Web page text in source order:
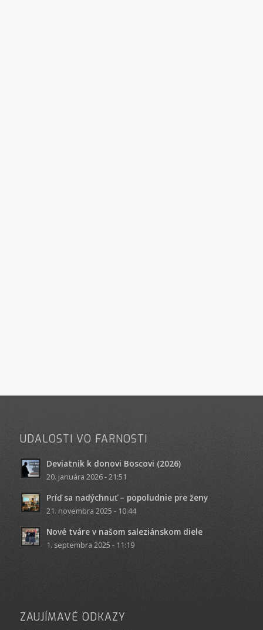
UDALOSTI VO FARNOSTI
Deviatnik k donovi Boscovi (2026)
20. januára 2026 - 21:51
Príď sa nadýchnuť – popoludnie pre ženy
21. novembra 2025 - 10:44
Nové tváre v našom saleziánskom diele
1. septembra 2025 - 11:19
ZAUJÍMAVÉ ODKAZY